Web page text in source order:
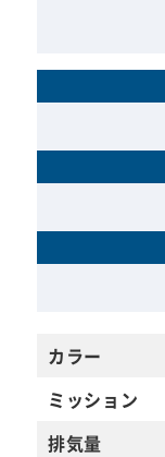
カラー
ミッション
排気量